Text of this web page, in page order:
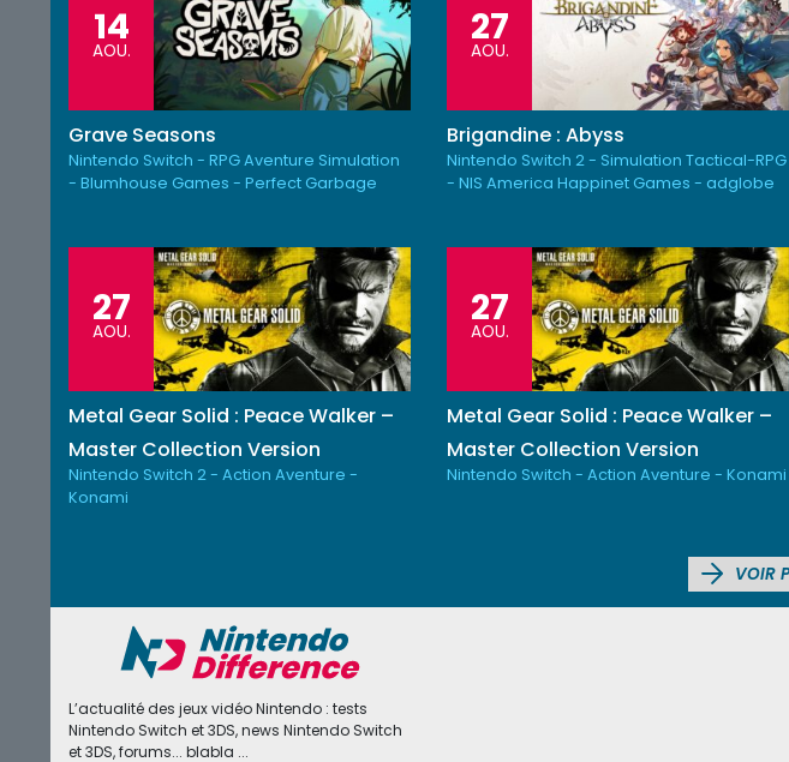
14
AOU.
Grave Seasons
Nintendo Switch - RPG Aventure Simulation
- Blumhouse Games - Perfect Garbage
27
AOU.
Brigandine : Abyss
Nintendo Switch 2 - Simulation Tactical-RPG
- NIS America Happinet Games - adglobe
27
AOU.
Metal Gear Solid : Peace Walker –
Master Collection Version
Nintendo Switch 2 - Action Aventure -
Konami
27
AOU.
Metal Gear Solid : Peace Walker –
Master Collection Version
Nintendo Switch - Action Aventure - Konami
VOIR
L’actualité des jeux vidéo Nintendo : tests
Nintendo Switch et 3DS, news Nintendo Switch
et 3DS, forums... blabla ...